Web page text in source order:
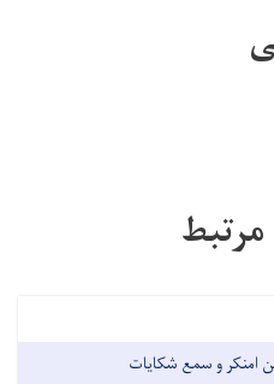
امنکر و سمع شکایات